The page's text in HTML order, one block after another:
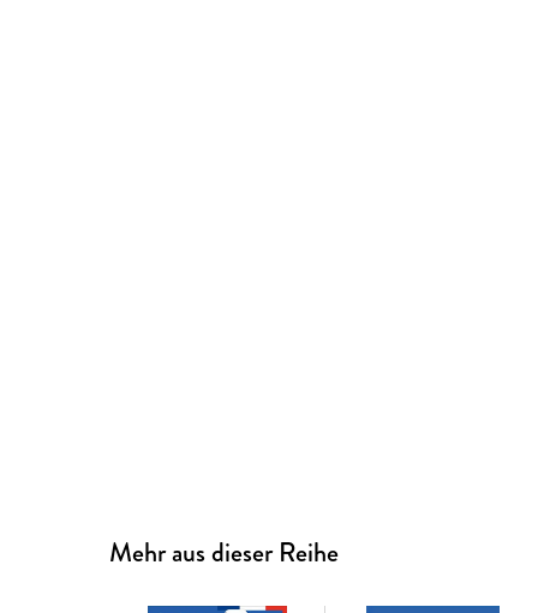
Mehr aus dieser Reihe